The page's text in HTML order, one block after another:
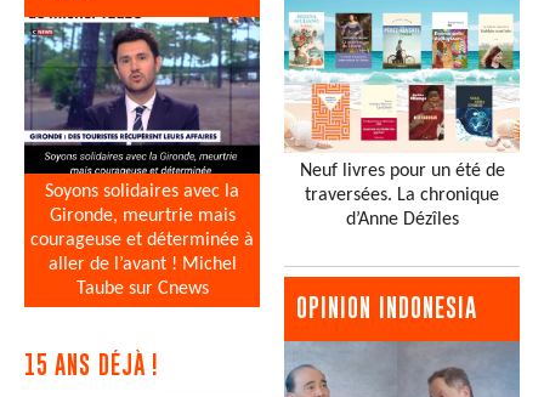
Soyons solidaires avec la
Gironde, meurtrie mais
courageuse et déterminée à
aller de l’avant ! Michel
Taube sur Cnews
15 ANS DÉJÀ !
Neuf livres pour un été de
traversées. La chronique
d’Anne Dézîles
OPINION INDONESIA